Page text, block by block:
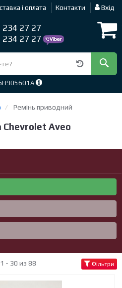
і оплата Контакти Вхід
234 27 27
234 27 27
Ремінь приводний
Chevrolet Aveo
1 - 30 из 88 Фільтри